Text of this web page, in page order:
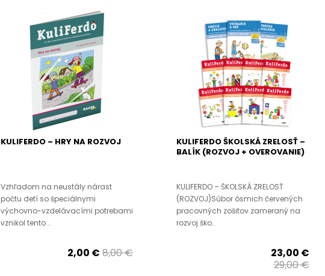
KULIFERDO – HRY NA ROZVOJ
Vzhľadom na neustály nárast
počtu detí so špeciálnymi
výchovno-vzdelávacími potrebami
vznikol tento ..
2,00 € 8,00 €
KULIFERDO ŠKOLSKÁ ZRELOSŤ –
BALÍK (ROZVOJ + OVEROVANIE)
KULIFERDO – ŠKOLSKÁ ZRELOSŤ
(ROZVOJ)Súbor ôsmich červených
pracovných zošitov zameraný na
rozvoj ško..
23,00 €
29,00 €